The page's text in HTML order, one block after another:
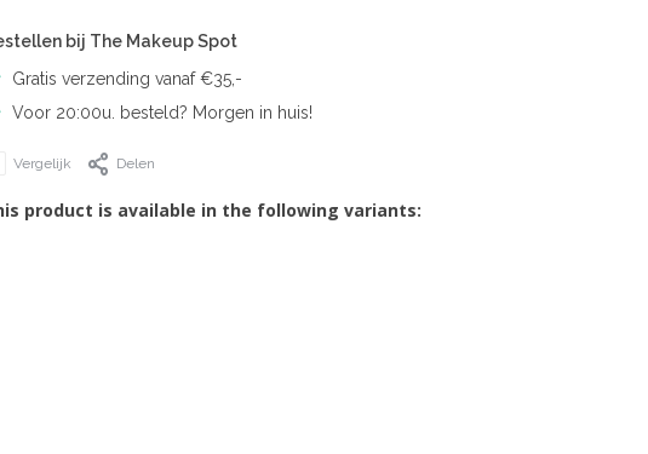
bij The Makeup Spot
Gratis verzending vanaf €35,-
Voor 20:00u. besteld? Morgen in huis!
Vergelijk Delen
product is available in the following variants: